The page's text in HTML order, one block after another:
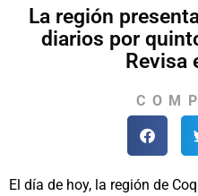
La región
diarios por
Revisa
El día de hoy, la región de